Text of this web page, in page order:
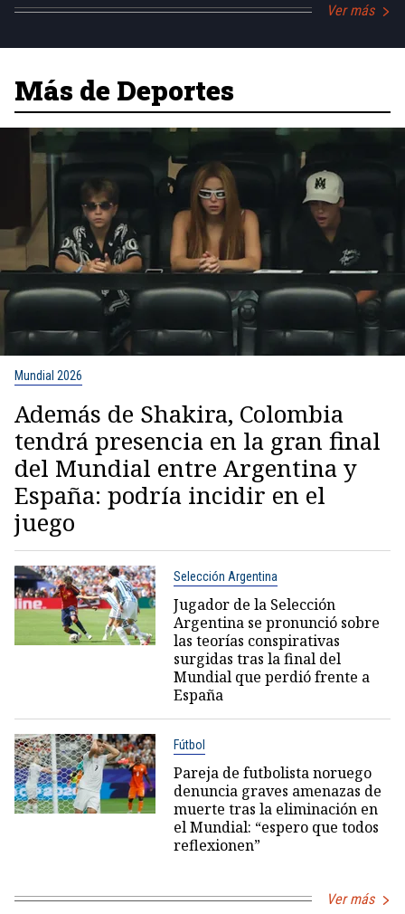
Ver más
Más de Deportes
Mundial 2026
Además de Shakira, Colombia
tendrá presencia en la gran final
del Mundial entre Argentina y
España: podría incidir en el
juego
Selección Argentina
Jugador de la Selección
Argentina se pronunció sobre
las teorías conspirativas
surgidas tras la final del
Mundial que perdió frente a
España
Fútbol
Pareja de futbolista noruego
denuncia graves amenazas de
muerte tras la eliminación en
el Mundial: “espero que todos
reflexionen”
Ver más